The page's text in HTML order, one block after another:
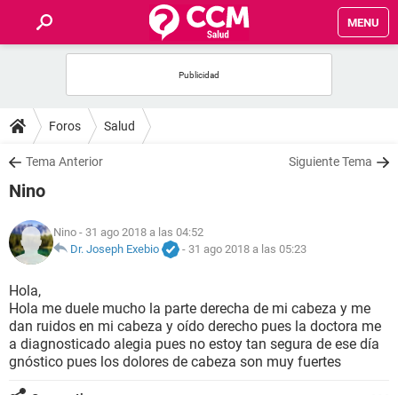
MENU
FOROS
SALUD
NUTRICIÓN
BIENESTAR
SEXUALIDAD
GLOSARIO
Foros Salud
Tema Anterior Siguiente Tema
Nino
Nino - 31 ago 2018 a las 04:52
Dr. Joseph Exebio
- 31 ago 2018 a las 05:23
Hola,
Hola me duele mucho la parte derecha de mi cabeza y me
dan ruidos en mi cabeza y oído derecho pues la doctora me
a diagnosticado alegia pues no estoy tan segura de ese día
gnóstico pues los dolores de cabeza son muy fuertes